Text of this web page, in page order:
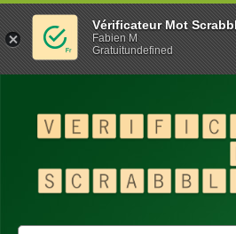
Vérificateur Mot
Fabien M
Gratuitundefined